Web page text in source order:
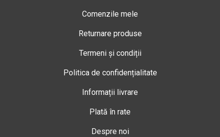
Comenzile mele
Returnare produse
Termeni și condiții
Politica de confidențialitate
Informații livrare
Plată în rate
Despre noi